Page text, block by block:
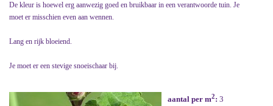
De kleur is hoewel erg aanwezig goed en bruikbaar in een verantwoorde tuin. Je
moet er misschien even aan wennen.
Lang en rijk bloeiend.
Je moet er een stevige snoeischaar bij.
aantal per m2: 3